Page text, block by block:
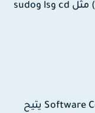
cd وlsوsudo
يأتي Linux مع متجر تطبيقات مثل Software Center يتيح